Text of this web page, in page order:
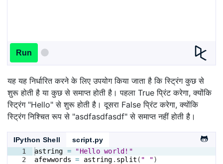
Run
यह यह निर्धारित करने के लिए उपयोग किया जाता है कि स्ट्रिंग कुछ से
शुरू होती है या कुछ से समाप्त होती है। पहला True प्रिंट करेगा, क्योंकि
स्ट्रिंग "Hello" से शुरू होती है। दूसरा False प्रिंट करेगा, क्योंकि
स्ट्रिंग निश्चित रूप से "asdfasdfasdf" से समाप्त नहीं होती है।
IPython Shell
script.py
1
2
astring =
"Hello world!"
afewwords = astring . split ( " ")